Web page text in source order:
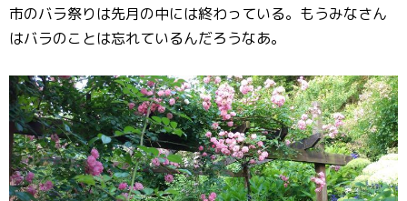
市のバラ祭りは先月の中には終わっている。もうみなさん
はバラのことは忘れているんだろうなあ。